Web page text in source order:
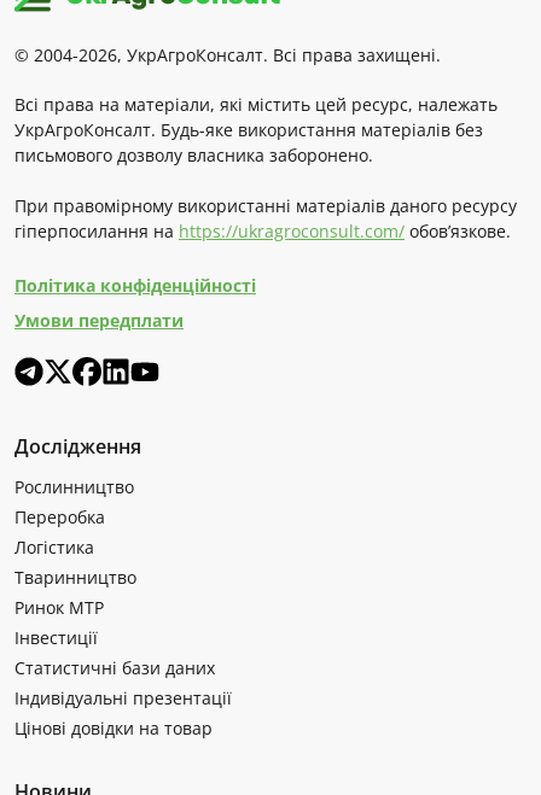
© 2004-2026, УкрАгроКонсалт. Всі права захищені.
Всі права на матеріали, які містить цей ресурс, належать
УкрАгроКонсалт. Будь-яке використання матеріалів без
письмового дозволу власника заборонено.
При правомірному використанні матеріалів даного ресурсу
гіперпосилання на https://ukragroconsult.com/ обов’язкове.
Політика конфіденційності
Умови передплати
Дослідження
Рослинництво
Переробка
Логістика
Тваринництво
Ринок МТР
Інвестиції
Статистичні бази даних
Індивідуальні презентації
Цінові довідки на товар